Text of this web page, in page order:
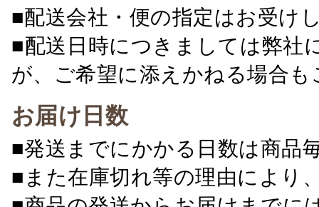
■配送会社・便の指定はお受け
■配送日時につきましては弊社
が、ご希望に添えかねる場合
お届け日数
■発送までにかかる日数は商品
■また在庫切れ等の理由により